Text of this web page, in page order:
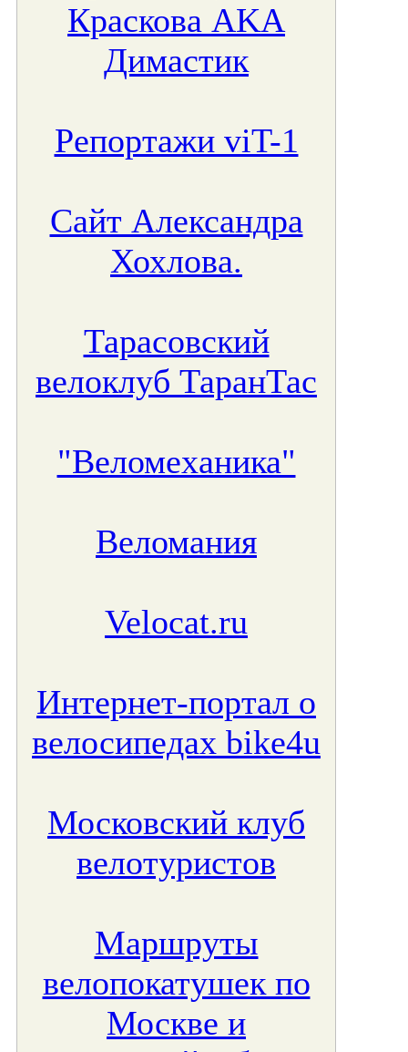
Краскова AKA
Димастик
Репортажи viT-1
Сайт Александра
Хохлова.
Тарасовский
велоклуб ТаранТас
"Веломеханика"
Веломания
Velocat.ru
Интернет-портал о
велосипедах bike4u
Московский клуб
велотуристов
Маршруты
велопокатушек по
Москве и